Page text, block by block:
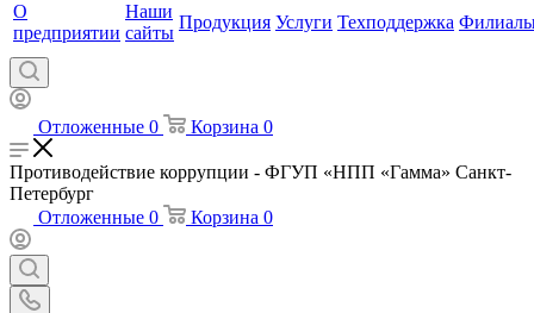
О
предприятии
Наши
сайты
Продукция Услуги Техподдержка
Отложенные 0 Корзина 0
Противодействие коррупции - ФГУП «НПП «Гамма» Санкт-
Петербург
Отложенные 0 Корзина 0